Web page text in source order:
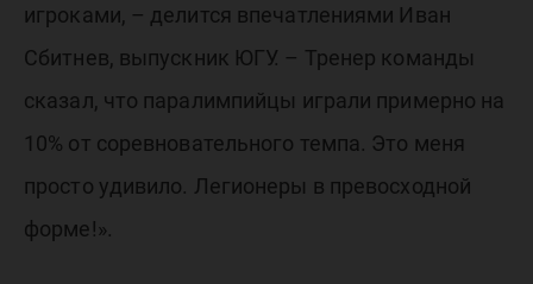
игроками, – делится впечатлениями Иван
Сбитнев, выпускник ЮГУ. – Тренер команды
сказал, что паралимпийцы играли примерно на
10% от соревновательного темпа. Это меня
просто удивило. Легионеры в превосходной
форме!».